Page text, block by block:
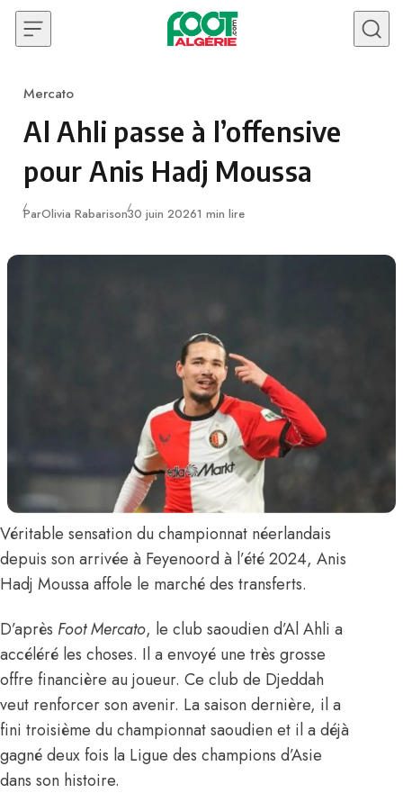
Skip to content
Category
Mercato
Al Ahli passe à l’offensive
pour Anis Hadj Moussa
ParOlivia RabarisonPublié
30 juin 20261 min lire
Véritable sensation du championnat néerlandais
depuis son arrivée à Feyenoord à l’été 2024, Anis
Hadj Moussa affole le marché des transferts.
D’après Foot Mercato, le club saoudien d’Al Ahli a
accéléré les choses. Il a envoyé une très grosse
offre financière au joueur. Ce club de Djeddah
veut renforcer son avenir. La saison dernière, il a
fini troisième du championnat saoudien et il a déjà
gagné deux fois la Ligue des champions d’Asie
dans son histoire.